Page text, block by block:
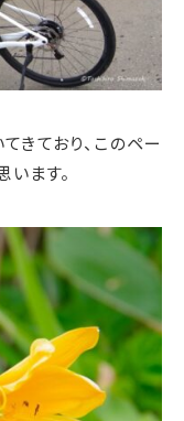
きており、このペー
います。